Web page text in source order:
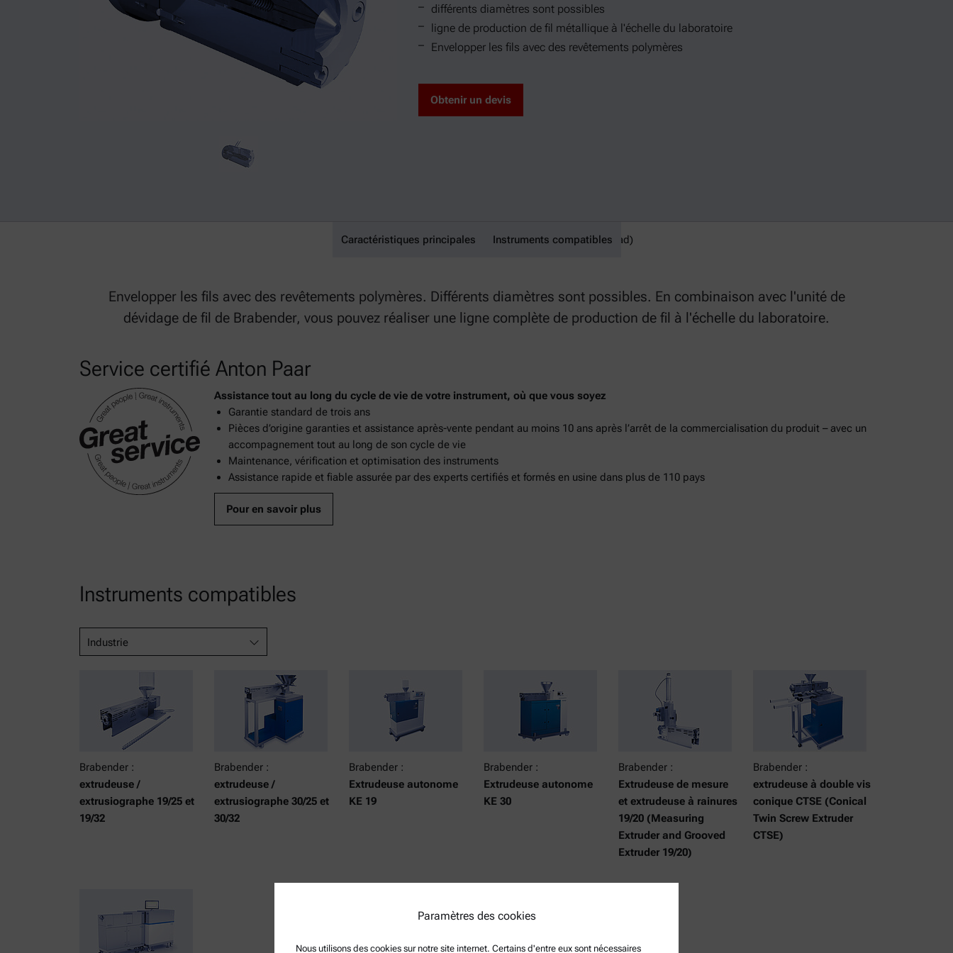
différents diamètres sont possibles
ligne de production de fil métallique à l'échelle du laboratoire
Envelopper les fils avec des revêtements polymères
Obtenir un devis
tête de matrice d'enrobage de câble (Wire Coating Die Head)
Caractéristiques principales Instruments compatibles
Envelopper les fils avec des revêtements polymères. Différents diamètres sont possibles. En combinaison avec l'unité de
dévidage de fil de Brabender, vous pouvez réaliser une ligne complète de production de fil à l'échelle du laboratoire.
Service certifié Anton Paar
Assistance tout au long du cycle de vie de votre instrument, où que vous soyez
Garantie standard de trois ans
Pièces d’origine garanties et assistance après-vente pendant au moins 10 ans après l’arrêt de la commercialisation du produit – avec un
accompagnement tout au long de son cycle de vie
Maintenance, vérification et optimisation des instruments
Assistance rapide et fiable assurée par des experts certifiés et formés en usine dans plus de 110 pays
Pour en savoir plus
Instruments compatibles
Industrie
Brabender :
extrudeuse /
extrusiographe 19/25 et
19/32
Brabender :
extrudeuse /
extrusiographe 30/25 et
30/32
Brabender :
Extrudeuse autonome
KE 19
Brabender :
Extrudeuse autonome
KE 30
Brabender :
Extrudeuse de mesure
et extrudeuse à rainures
19/20 (Measuring
Extruder and Grooved
Extruder 19/20)
Brabender :
extrudeuse à double vis
conique CTSE (Conical
Twin Screw Extruder
CTSE)
Paramètres des cookies
Nous utilisons des cookies sur notre site internet. Certains d'entre eux sont nécessaires